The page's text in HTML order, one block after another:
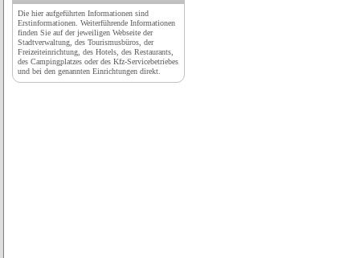
Die hier aufgeführten Informationen sind
Erstinformationen. Weiterführende Informationen
finden Sie auf der jeweiligen Webseite der
Stadtverwaltung, des Tourismusbüros, der
Freizeiteinrichtung, des Hotels, des Restaurants,
des Campingplatzes oder des Kfz-Servicebetriebes
und bei den genannten Einrichtungen direkt.